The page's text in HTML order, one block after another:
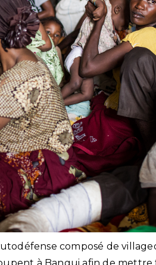
composé de